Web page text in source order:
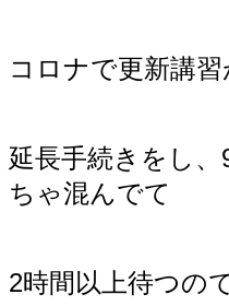
コロナで更新講習
延長手続きをし
ちゃ混んでて
2時間以上待つの